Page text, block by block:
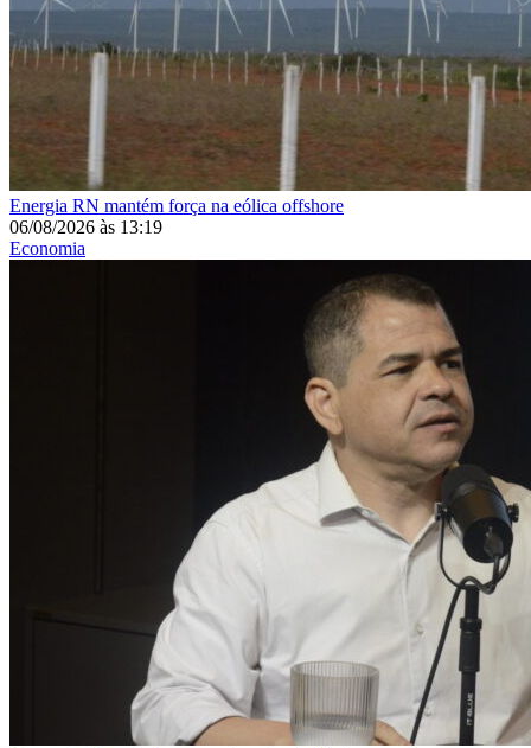
Energia RN mantém força na eólica offshore
06/08/2026 às 13:19
Economia